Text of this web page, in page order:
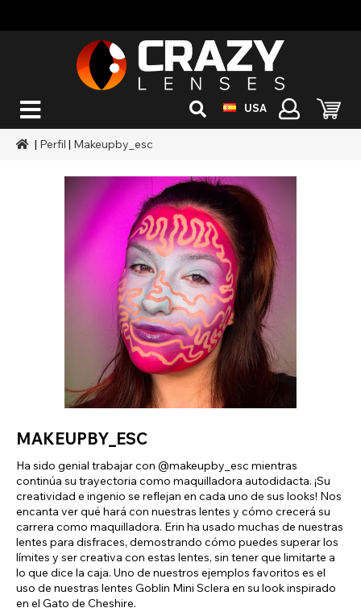
USA
| Perfil | Makeupby_esc
MAKEUPBY_ESC
Ha sido genial trabajar con @makeupby_esc mientras
continúa su trayectoria como maquilladora autodidacta. ¡Su
creatividad e ingenio se reflejan en cada uno de sus looks! Nos
encanta ver qué hará con nuestras lentes y cómo crecerá su
carrera como maquilladora. Erin ha usado muchas de nuestras
lentes para disfraces, demostrando cómo puedes superar los
límites y ser creativa con estas lentes, sin tener que limitarte a
lo que dice la caja. Uno de nuestros ejemplos favoritos es el
uso de nuestras lentes Goblin Mini Sclera en su look inspirado
en el Gato de Cheshire.